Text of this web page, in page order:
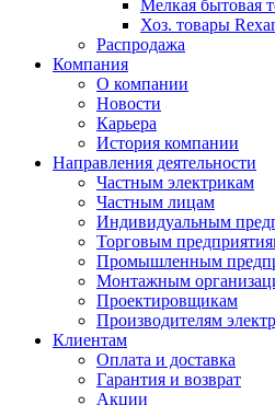
Мелкая бытовая
Хоз. товары
Распродажа
Компания
О компании
Новости
Карьера
История компании
Направления деятельности
Частным электрикам
Частным лицам
Индивидуальным
Торговым
Промышленным
Монтажным
Проектировщикам
Производителям
Клиентам
Оплата и доставка
Гарантия и возврат
Акции